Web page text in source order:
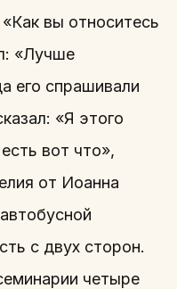
вы относитесь
«Лучше
его спрашивали
«Я этого
вот что»,
от Иоанна
с двух сторон.
четыре